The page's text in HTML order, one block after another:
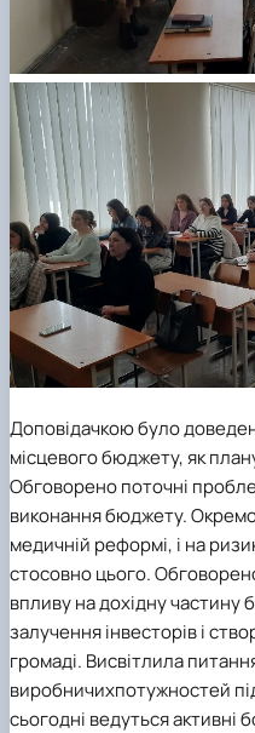
Доповідачкою було
місцевого бюджету, як
Обговорено поточні
виконання бюджету.
медичній реформі, і на
стосовно цього.
впливу на дохідну
залучення інвесторів і
громаді. Висвітлила
виробничихпотужностей
сьогодні ведуться активні